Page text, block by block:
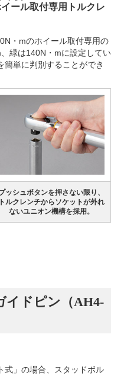
ール取付専用トルクレ
・mのホイール取付専用の
緑は140N・mに設定してい
簡単に判別することができ
ッシュボタンを押さない限り、
トルクレンチからソケットが外れ
ないユニオン機構を採用。
イドピン（AH4-
式」の場合、スタッドボル